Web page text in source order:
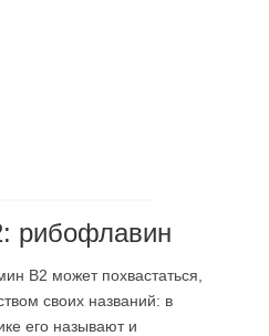
рибофлавин
В2 может похвастаться,
своих названий: в
его называют и